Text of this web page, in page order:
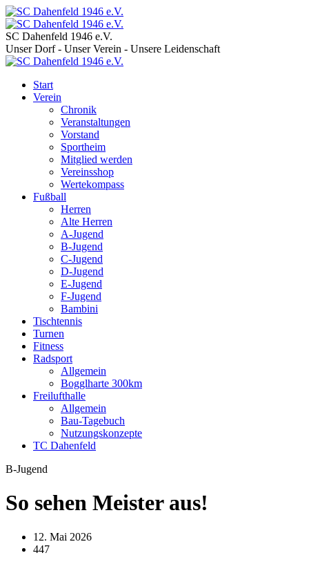
SC Dahenfeld 1946 e.V.
Unser Dorf - Unser Verein - Unsere Leidenschaft
Start
Verein
Chronik
Veranstaltungen
Vorstand
Sportheim
Mitglied werden
Vereinsshop
Wertekompass
Fußball
Herren
Alte Herren
A-Jugend
B-Jugend
C-Jugend
D-Jugend
E-Jugend
F-Jugend
Bambini
Tischtennis
Turnen
Fitness
Radsport
Allgemein
Bogglharte 300km
Freilufthalle
Allgemein
Bau-Tagebuch
Nutzungskonzepte
TC Dahenfeld
B-Jugend
So sehen Meister aus!
12. Mai 2026
447